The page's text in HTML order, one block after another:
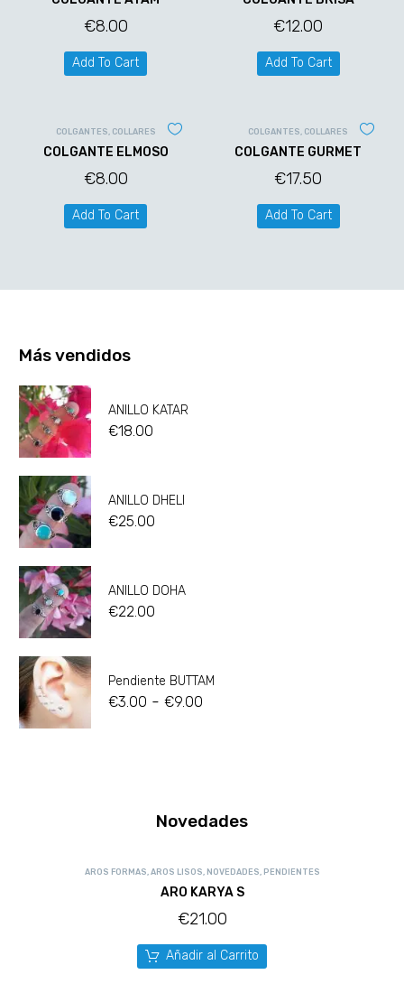
€8.00
Add To Cart
€12.00
Add To Cart
COLGANTES COLLARES
COLGANTE ELMOSO
€8.00
Add To Cart
COLGANTES COLLARES
COLGANTE GURMET
€17.50
Add To Cart
Más vendidos
ANILLO KATAR
€18.00
ANILLO DHELI
€25.00
ANILLO DOHA
€22.00
Pendiente BUTTAM
€3.00 - €9.00
Novedades
AROS FORMAS AROS LISOS NOVEDADES PENDIENTES
ARO KARYA S
€21.00
Añadir al Carrito